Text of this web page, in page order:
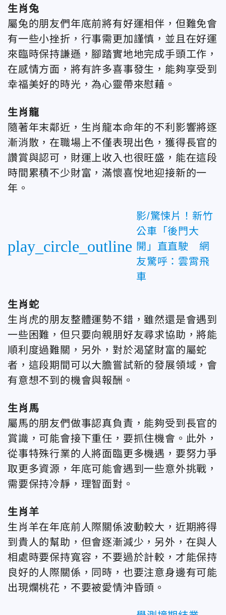
生肖兔
屬兔的朋友們年底前將有好運相伴，但難免會
有一些小挫折，行事需更加謹慎，並且在好運
來臨時保持謙遜，腳踏實地地完成手頭工作，
在感情方面，將有許多喜事發生，能夠享受到
幸福美好的時光，為心靈帶來慰藉。
生肖龍
隨著年末鄰近，生肖龍本命年的不利影響將逐
漸消散，在職場上不僅表現出色，獲得長官的
讚賞與認可，財運上收入也很旺盛，能在這段
時間累積不少財富，滿懷喜悅地迎接新的一
年。
play_circle_outline
影/驚悚片！新竹
公車「後門大
開」直直駛 網
友驚呼：雲霄飛
車
生肖蛇
生肖虎的朋友整體運勢不錯，雖然還是會遇到
一些困難，但只要向親朋好友尋求協助，將能
順利度過難關，另外，對於渴望財富的屬蛇
者，這段期間可以大膽嘗試新的發展領域，會
有意想不到的機會與報酬。
生肖馬
屬馬的朋友們做事認真負責，能夠受到長官的
賞識，可能會接下重任，要抓住機會。此外，
從事特殊行業的人將面臨更多機遇，要努力爭
取更多資源，年底可能會遇到一些意外挑戰，
需要保持冷靜，理智面對。
生肖羊
生肖羊在年底前人際關係波動較大，近期將得
到貴人的幫助，但會逐漸減少，另外，在與人
相處時要保持寬容，不要過於計較，才能保持
良好的人際關係，同時，也要注意身邊有可能
出現爛桃花，不要被愛情沖昏頭。